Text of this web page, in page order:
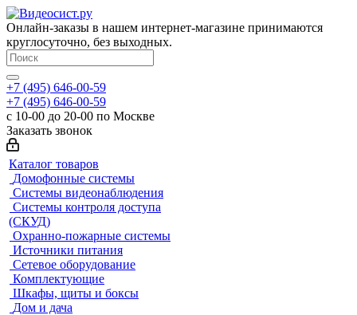
Онлайн-заказы в нашем интернет-магазине принимаются
круглосуточно, без выходных.
+7 (495) 646-00-59
+7 (495) 646-00-59
с 10-00 до 20-00 по Москве
Заказать звонок
Каталог товаров
Домофонные системы
Системы видеонаблюдения
Системы контроля доступа
(СКУД)
Охранно-пожарные системы
Источники питания
Сетевое оборудование
Комплектующие
Шкафы, щиты и боксы
Дом и дача